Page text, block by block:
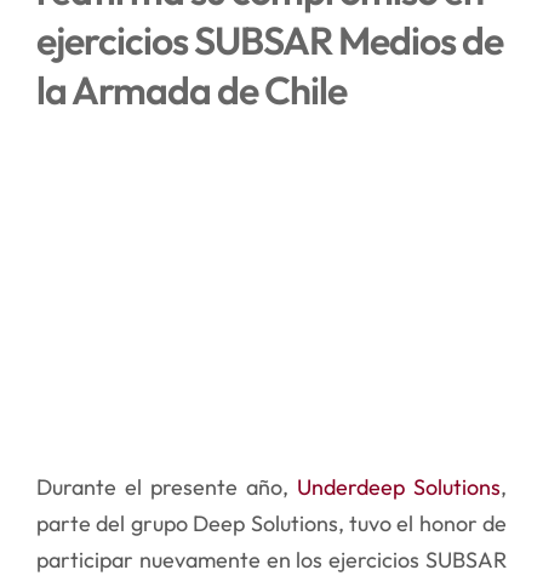
NOTICIAS
ejercicios SUBSAR Medios de
la Armada de Chile
Durante el presente año, Underdeep Solutions,
parte del grupo Deep Solutions, tuvo el honor de
participar nuevamente en los ejercicios SUBSAR